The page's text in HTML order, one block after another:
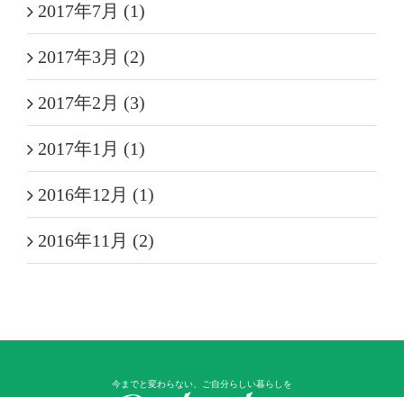
2017年7月 (1)
2017年3月 (2)
2017年2月 (3)
2017年1月 (1)
2016年12月 (1)
2016年11月 (2)
今までと変わらない、ご自分らしい暮らしを